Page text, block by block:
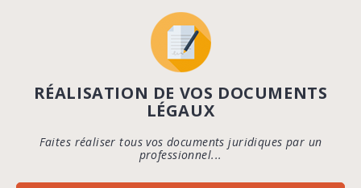
RÉALISATION DE VOS DOCUMENTS
LÉGAUX
Faites réaliser tous vos documents juridiques par un
professionnel...